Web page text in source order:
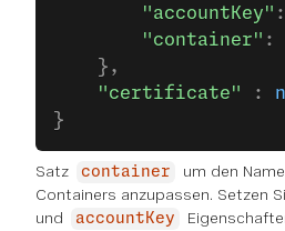
        "accountKey"
:
        "container"
:
    },
    "certificate"
:
}
Satz container
um den
Containers anzupassen. Setzen
und accountKey